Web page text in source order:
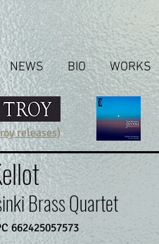
NEWS BIO WORKS
releases)
Brass Quartet
662425057573